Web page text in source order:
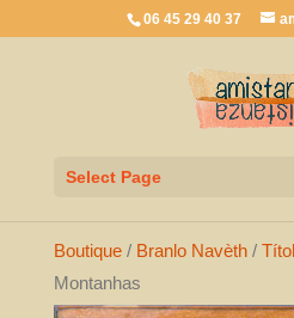
06 45 29 40 37
Select Page
Boutique/ Branlo Navèth/
Montanhas